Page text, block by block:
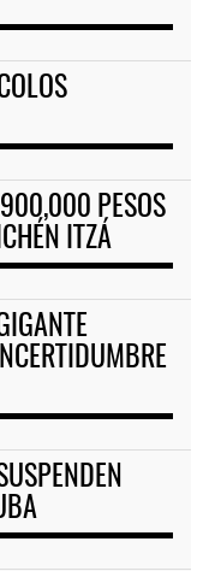
900,000 PESOS
ITZÁ